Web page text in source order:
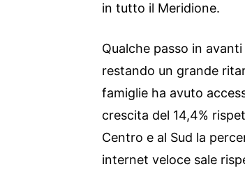
in tutto il Meridione.
Qualche passo in
restando un grande
famiglie ha avuto
crescita del 14,4%
Centro e al Sud la
internet veloce sale